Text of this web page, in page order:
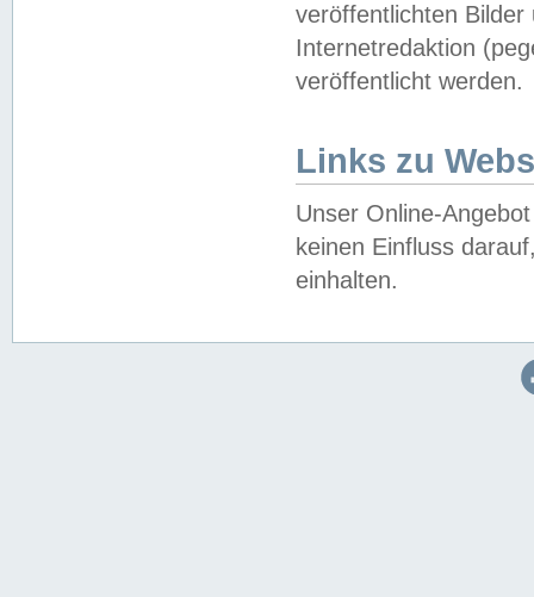
veröffentlichten
Internetredaktion
veröffentlicht werden.
Links zu
Unser Online-
keinen Einfluss
einhalten.